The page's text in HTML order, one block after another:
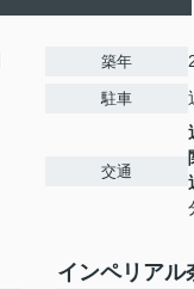
築年
駐車
交通
インペリアル